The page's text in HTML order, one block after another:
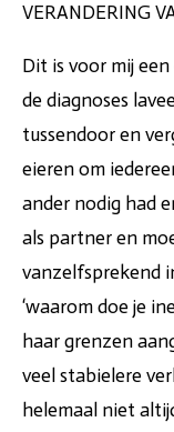
VERANDERING
Dit is voor mij
de diagnoses
tussendoor en
eieren om
ander nodig had
als partner en
vanzelfsprekend
‘waarom doe je
haar grenzen
veel stabielere
helemaal niet